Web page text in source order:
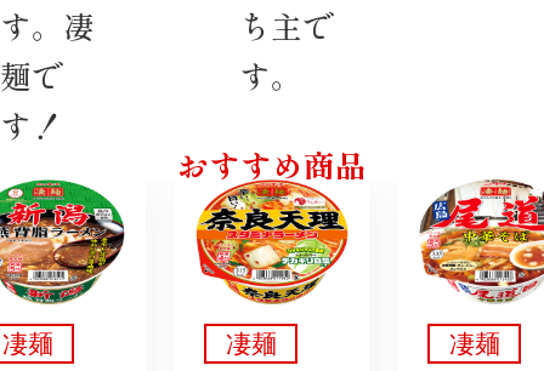
す。凄
麺で
す！
ち主で
す。
おすすめ商品
凄麺
凄麺
凄麺